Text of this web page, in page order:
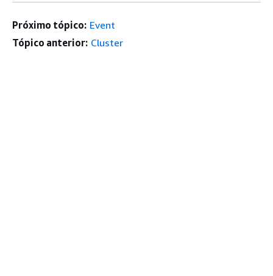
Próximo tópico: Event
Tópico anterior: Cluster